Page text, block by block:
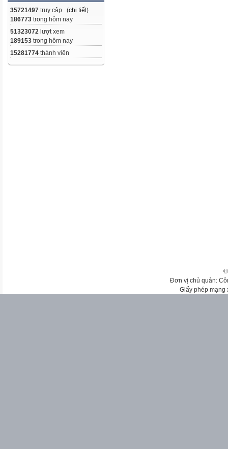
35721497 truy cập (chi tiết)
186773 trong hôm nay
51323072 lượt xem
189153 trong hôm nay
15281774 thành viên
Đơn vị chủ quản:
Giấy phép mạng